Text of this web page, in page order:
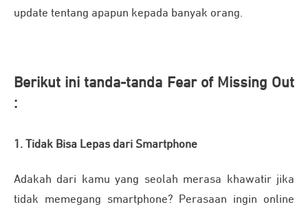
update tentang apapun kepada banyak orang.
Berikut ini tanda-tanda Fear of Missing Out
:
1. Tidak Bisa Lepas dari Smartphone
Adakah dari kamu yang seolah merasa khawatir jika
tidak memegang smartphone? Perasaan ingin online